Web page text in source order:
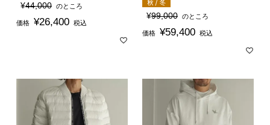
¥44,000 のところ
価格 ¥26,400 税込
¥99,000 のところ
価格 ¥59,400 税込